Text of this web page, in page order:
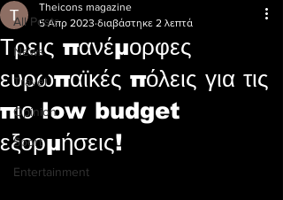
All Posts
News
Travel
Opinion
Sport
Entertainment
Τρεις πανέμορφες
ευρωπαϊκές πόλεις για τις
πιο low budget
εξορμήσεις!
Theicons magazine
5 Απρ 2023 διαβάστηκε 2 λεπτά